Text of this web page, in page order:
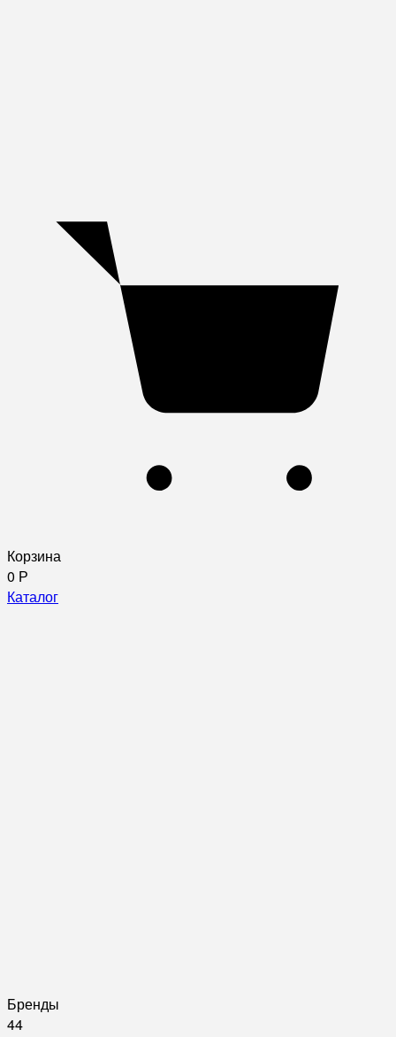
Корзина
0 Р
Каталог
Бренды
44